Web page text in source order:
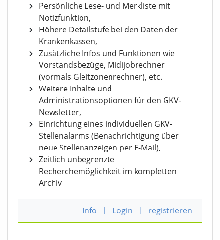
Persönliche Lese- und Merkliste mit
Notizfunktion,
Höhere Detailstufe bei den Daten der
Krankenkassen,
Zusätzliche Infos und Funktionen wie
Vorstandsbezüge, Midijobrechner
(vormals Gleitzonenrechner), etc.
Weitere Inhalte und
Administrationsoptionen für den GKV-
Newsletter,
Einrichtung eines individuellen GKV-
Stellenalarms (Benachrichtigung über
neue Stellenanzeigen per E-Mail),
Zeitlich unbegrenzte
Recherchemöglichkeit im kompletten
Archiv
Info | Login | registrieren